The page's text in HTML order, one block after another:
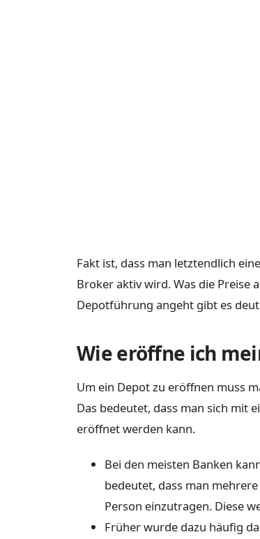
Fakt ist, dass man letztendlich
Broker aktiv wird. Was die Preise
Depotführung angeht gibt es
Wie eröffne ich
Um ein Depot zu eröffnen muss
Das bedeutet, dass man sich mit
eröffnet werden kann.
Bei den meisten Banken
bedeutet, dass man
Person einzutragen. Diese
Früher wurde dazu häufig